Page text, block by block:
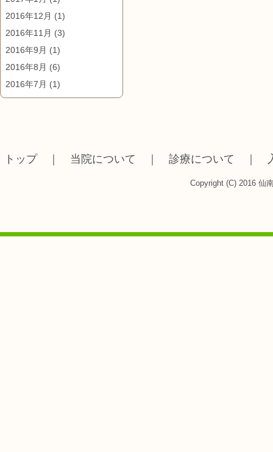
2016年12月 (1)
2016年11月 (3)
2016年9月 (1)
2016年8月 (6)
2016年7月 (1)
トップ｜ 当院について 診療について
Copyright (C) 2016 仙